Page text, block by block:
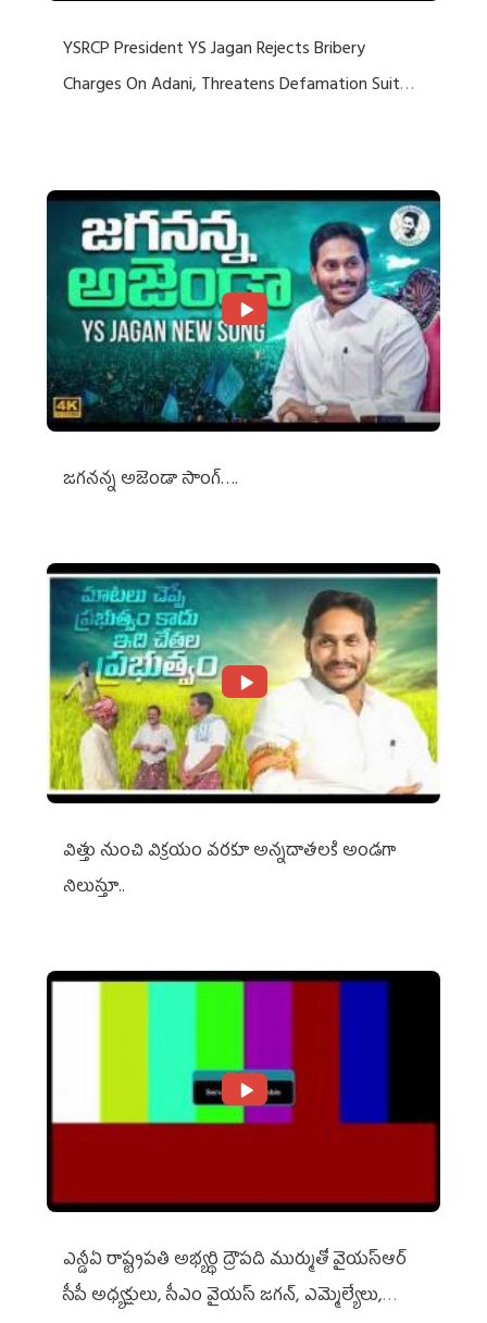
YSRCP President YS Jagan Rejects Bribery
Charges On Adani, Threatens Defamation Suit
జగనన్న అజెండా సాంగ్….
విత్తు నుంచి విక్రయం వరకూ అన్నదాతలకి అండగా
నిలుస్తూ..
ఎన్డీఏ రాష్ట్ర‌ప‌తి అభ్య‌ర్థి ద్రౌప‌ది ముర్ముతో వైయ‌స్ఆర్
సీపీ అధ్య‌క్షులు, సీఎం వైయ‌స్ జ‌గ‌న్, ఎమ్మెల్యేలు,